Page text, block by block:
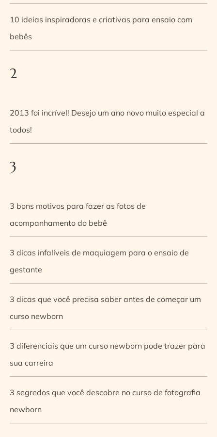
10 ideias inspiradoras e criativas para ensaio com
bebês
2
2013 foi incrível! Desejo um ano novo muito especial a
todos!
3
3 bons motivos para fazer as fotos de
acompanhamento do bebê
3 dicas infalíveis de maquiagem para o ensaio de
gestante
3 dicas que você precisa saber antes de começar um
curso newborn
3 diferenciais que um curso newborn pode trazer para
sua carreira
3 segredos que você descobre no curso de fotografia
newborn